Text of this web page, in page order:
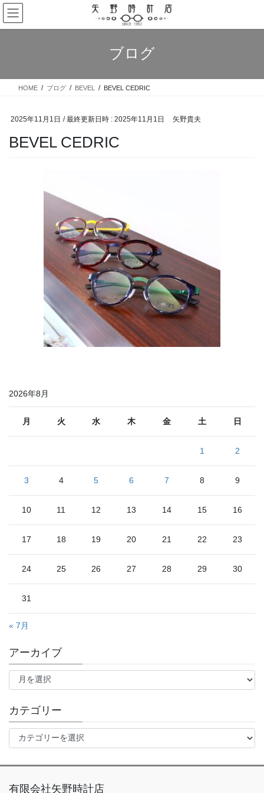
コ
ン
テ
ス
ナ
ビ
ゲ
ン
ブログ
HOME ブログ BEVEL BEVEL CEDRIC
2025年11月1日 / 最終更新日時 : 2025年11月1日 矢野貴夫
BEVEL CEDRIC
2026年8月
月 火 水 木 金 土 日
1 2
3 4 5 6 7 8 9
10 11 12 13 14 15 16
17 18 19 20 21 22 23
24 25 26 27 28 29 30
31
« 7月
アーカイブ
ア
イ
カテゴリー
テ
ー
有限会社矢野時計店